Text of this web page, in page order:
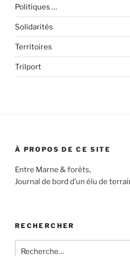
Politiques …
Solidarités
Territoires
Trilport
À PROPOS DE CE SITE
Entre Marne & forêts,
Journal de bord d’un élu de
RECHERCHER